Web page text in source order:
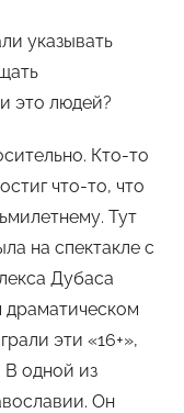
указывать
это людей?
Кто-то
что-то, что
Тут
на спектакле с
Дубаса
эти «16+»,
В одной из
Он